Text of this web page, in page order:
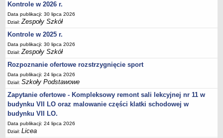
Zespół Poradni
BIURO FINANSÓW OŚWIATY
Dane podstawowe
Majątek
Godziny dyżurów
Ogłoszenia
Zarządzenia
Rejestry, ewidencje, archiwa
Kontrole
PONOWNE WYKORZYSTYWANIE
Kontrole w 2026 r.
Data publikacji: 30 lipca 2026
Dział:Zespoły Szkół
Kontrole w 2025 r.
Data publikacji: 30 lipca 2026
Dział:Zespoły Szkół
Rozpoznanie ofertowe rozstrzygnięcie sport
Data publikacji: 24 lipca 2026
Dział:Szkoły Podstawowe
Zapytanie ofertowe - Kompleksowy remont sali lekcyjnej nr 11 w
budynku VII LO oraz malowanie części klatki schodowej w
budynku VII LO.
Data publikacji: 24 lipca 2026
Dział:Licea